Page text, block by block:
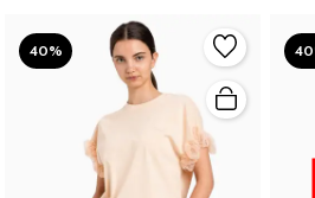
40%